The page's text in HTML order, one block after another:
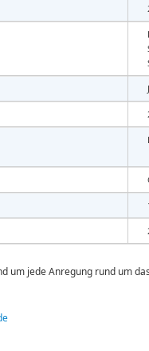
um jede Anregung rund um